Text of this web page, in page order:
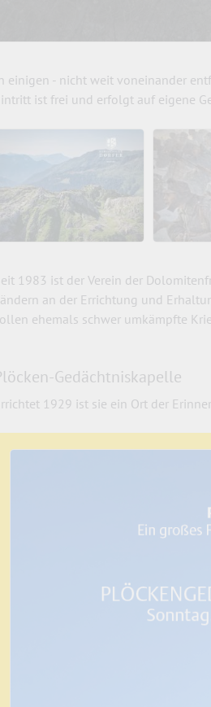
einigen - nicht weit voneinander
ist frei und erfolgt auf eigene
1983 ist der Verein der
Ländern an der Errichtung und
ehemals schwer umkämpfte
Gedächtniskapelle
1929 ist sie ein Ort der